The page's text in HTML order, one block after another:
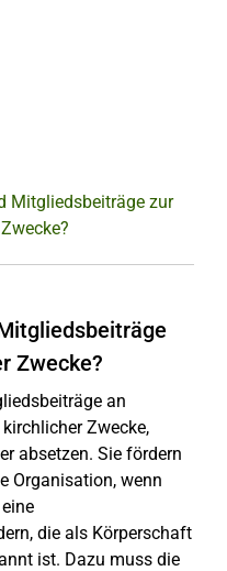
Mitgliedsbeiträge zur
Zwecke?
an
Zwecke,
absetzen. Sie fördern
Organisation, wenn
die als Körperschaft
ist. Dazu muss die